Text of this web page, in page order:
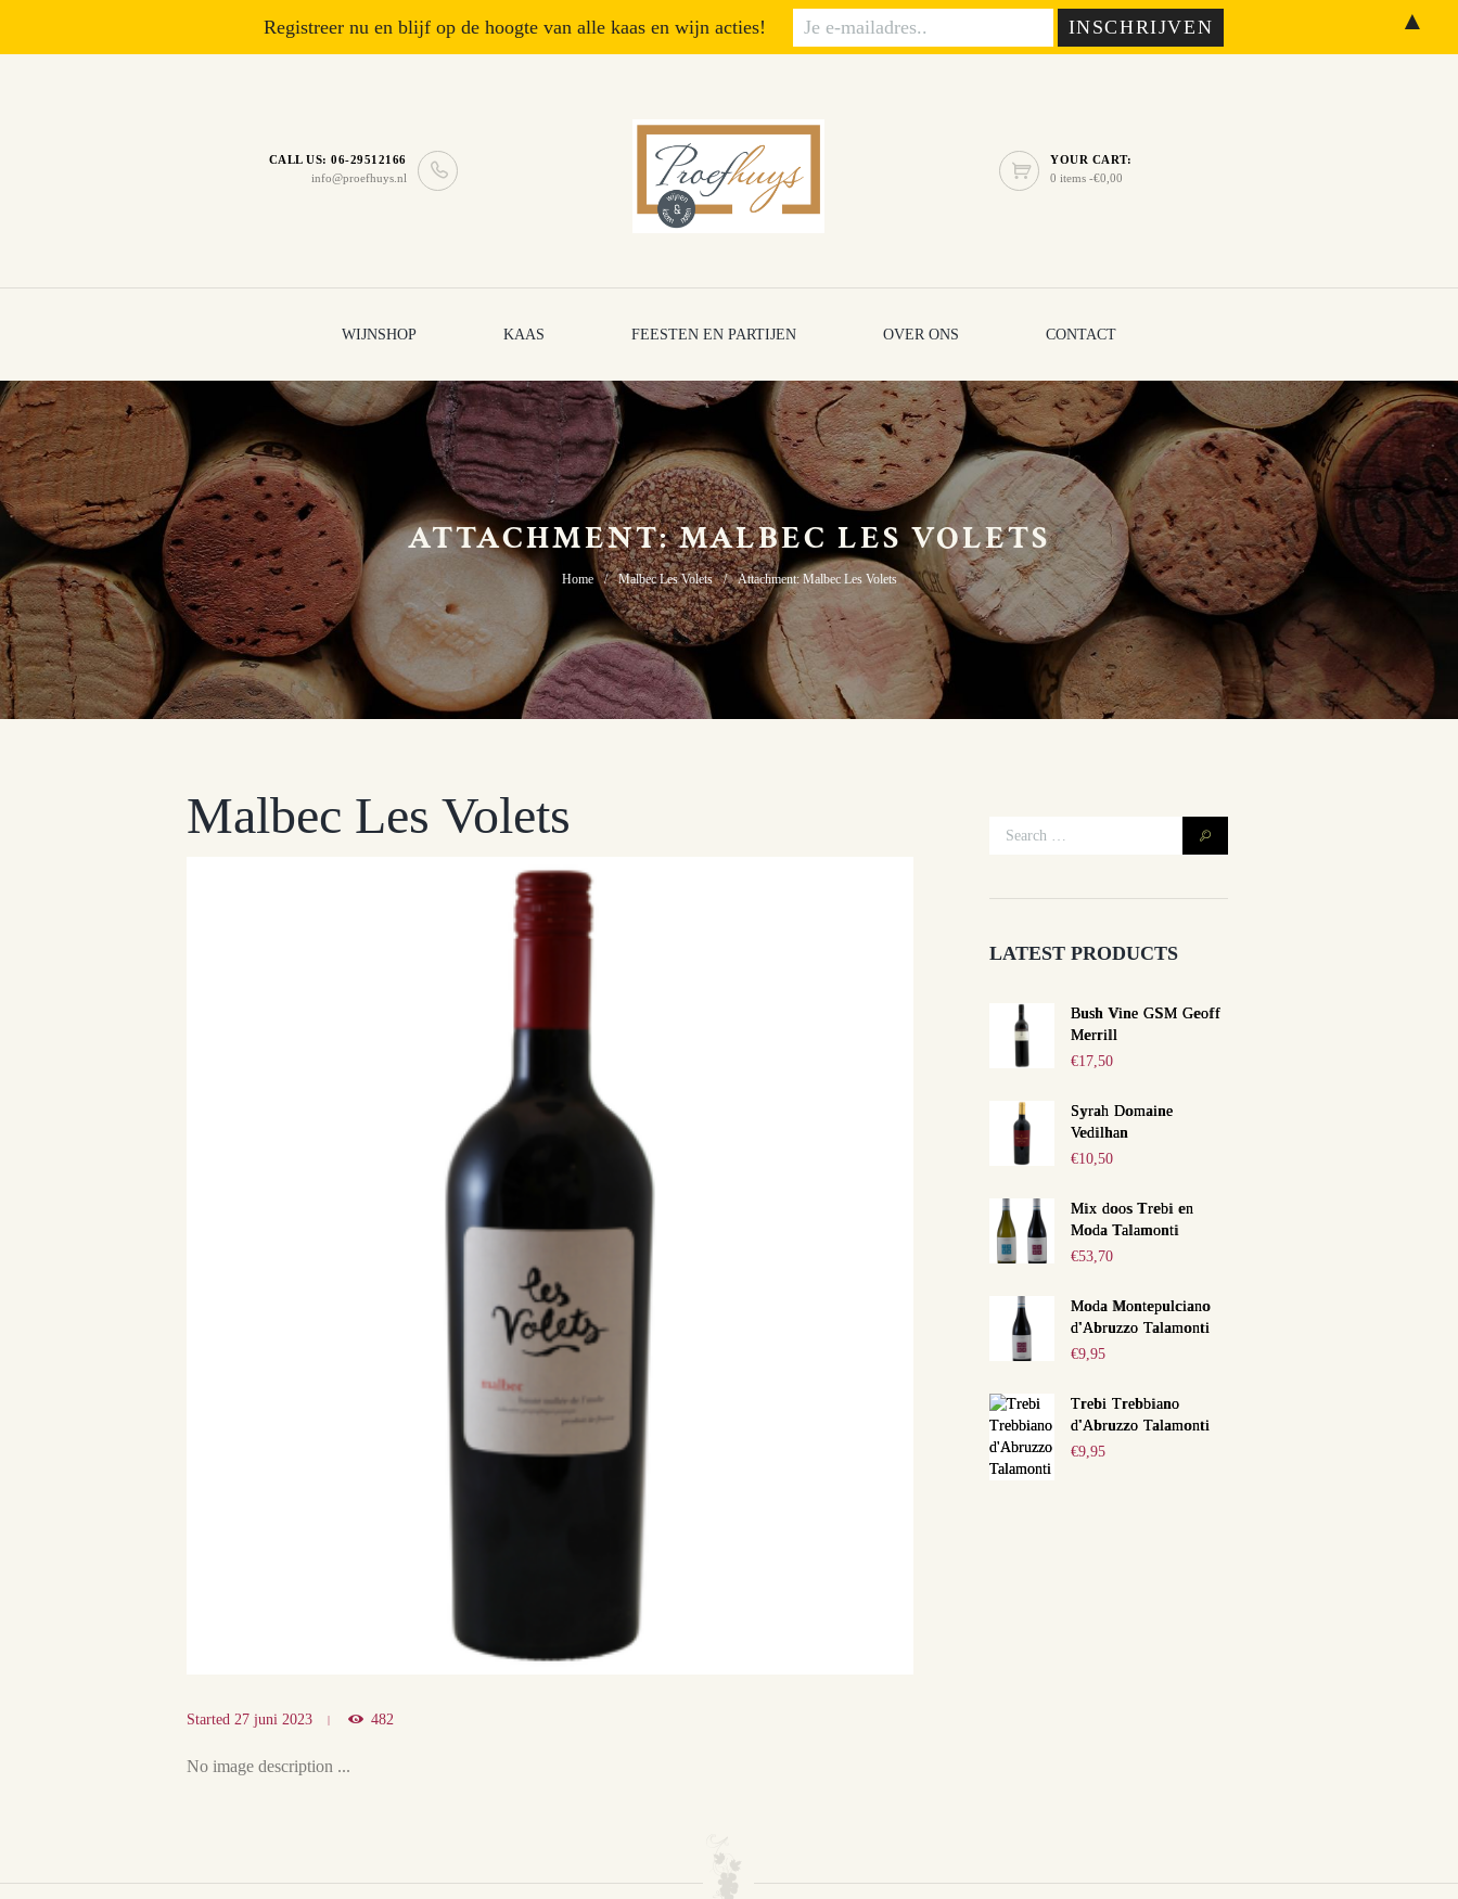
CALL US: 06-29512166
info@proefhuys.nl
YOUR CART:
0 items -€0,00
WIJNSHOP KAAS FEESTEN EN PARTIJEN OVER ONS CONTACT
ATTACHMENT: MALBEC LES VOLETS
Home Malbec Les Volets Attachment: Malbec Les Volets
Malbec Les Volets
Started 27 juni 2023 482
No image description ...
LATEST PRODUCTS
Bush Vine GSM Geoff
Merrill
€17,50
Syrah Domaine
Vedilhan
€10,50
Mix doos Trebi en
Moda Talamonti
€53,70
Moda Montepulciano
d'Abruzzo Talamonti
€9,95
Trebi Trebbiano
d'Abruzzo Talamonti
€9,95
Registreer nu en blijf op de hoogte van alle kaas en wijn acties! ▲